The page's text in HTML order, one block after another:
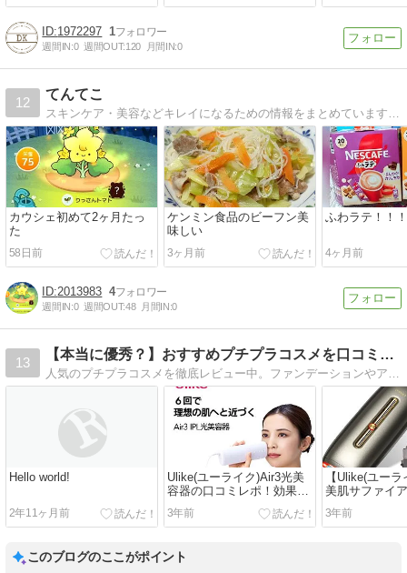
1972297 1
週間IN:0 週間OUT:120 月間IN:0
12
てんてこ
スキンケア・美容などキレイになるための情報をまとめています。使ってみたコスメレビューも配信中。新発売コスメ、プチプラコスメ情報も豊富。
カウシェ初めて2ヶ月たっ
た
58日前
ケンミン食品のビーフン美
味しい
3ヶ月前
ふわラテ！！
4ヶ月前
2013983 4
週間IN:0 週間OUT:48 月間IN:0
13
【本当に優秀？】おすすめプチプラコスメを口コミブログ
人気のプチプラコスメを徹底レビュー中。ファンデーションやアイメイク、眉メイク、まつげメイク、リップやリップケアなどお得な値段で超優秀なコスメを紹介中。 韓国コスメやかわいい海外コスメ、クリスマスコフレや福袋情報も発信中。
Hello world!
2年11ヶ月前
Ulike(ユーライク)Air3光美
容器の口コミレポ！効果や
評判は？光美容器の性能も
解説！
3年前
【Ulike(ユー
美肌サファイ
効果への口コ
能も解説
3年前
このブログのここがポイント